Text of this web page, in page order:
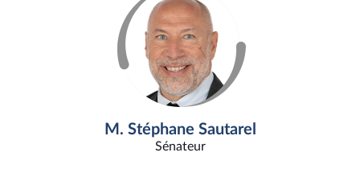
M. Stéphane Sautarel
Sénateur